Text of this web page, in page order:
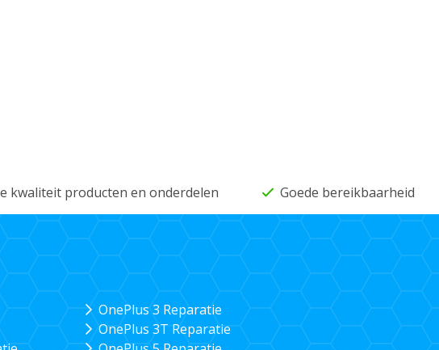
kwaliteit producten en onderdelen Goede bereikbaarheid
OnePlus 3 Reparatie
OnePlus 3T Reparatie